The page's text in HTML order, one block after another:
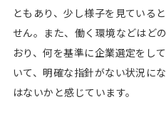
ともあり、少し様子を見ている
せん。また、働く環境などはど
おり、何を基準に企業選定をし
いて、明確な指針がない状況に
はないかと感じています。